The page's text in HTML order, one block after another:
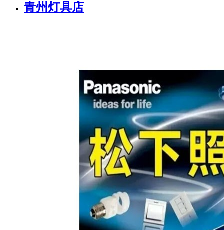
青州灯具店